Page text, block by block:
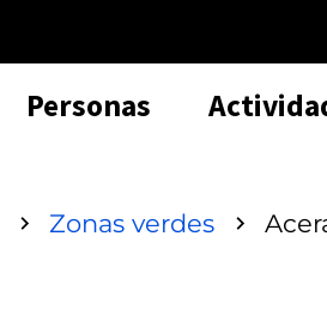
Personas
Zonas verdes